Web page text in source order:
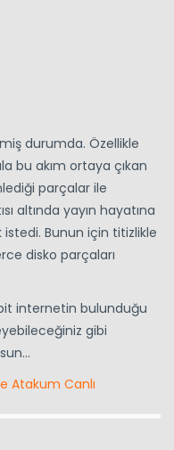
durumda. Özellikle
bu akım ortaya çıkan
parçalar ile
altında yayın hayatına
Bunun için titizlikle
disko parçaları
internetin bulunduğu
gibi
Atakum Canlı